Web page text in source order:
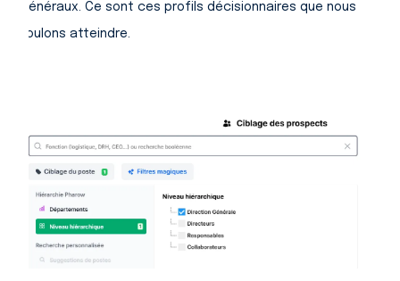
Généraux. Ce sont ces profils décisionnaires que nous
voulons atteindre.